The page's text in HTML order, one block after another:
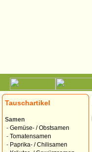
Tauschartikel
Samen
- Gemüse- / Obstsamen
- Tomatensamen
- Paprika- / Chilisamen